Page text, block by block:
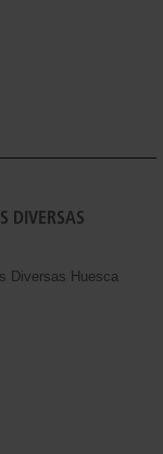
DIVERSAS
Diversas Huesca